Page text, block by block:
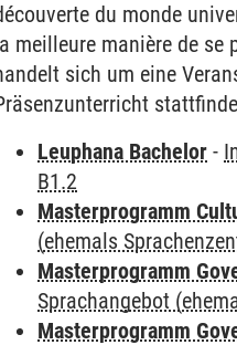
du monde
meilleure manière de se
sich um eine
Leuphana Bachelor -
B1.2
Masterprogramm
(ehemals
Masterprogramm
Sprachangebot
Masterprogramm